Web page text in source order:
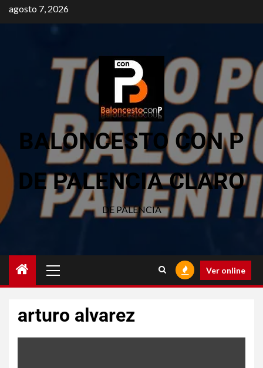
agosto 7, 2026
BALONCESTO CON P
DE PALENCIA CLARO
DE PALENCIA
Ver online
arturo alvarez